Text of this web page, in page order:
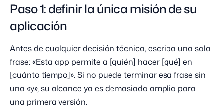
Paso 1: definir la única misión de su
aplicación
Antes de cualquier decisión técnica, escriba una sola
frase: «Esta app permite a [quién] hacer [qué] en
[cuánto tiempo]». Si no puede terminar esa frase sin
una «y», su alcance ya es demasiado amplio para
una primera versión.